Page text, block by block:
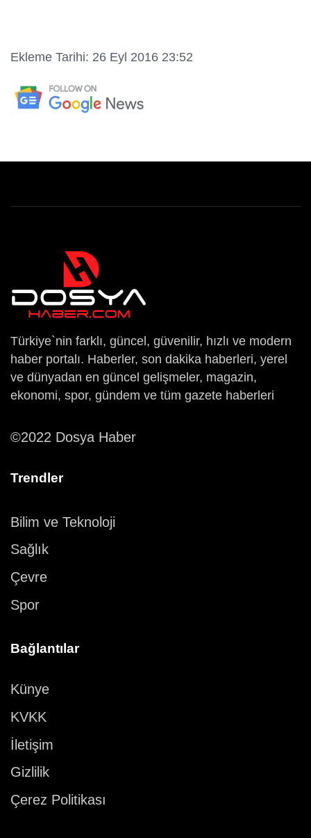
Ekleme Tarihi: 26 Eyl 2016 23:52
Türkiye`nin farklı, güncel, güvenilir, hızlı ve modern
haber portalı. Haberler, son dakika haberleri, yerel
ve dünyadan en güncel gelişmeler, magazin,
ekonomi, spor, gündem ve tüm gazete haberleri
©2022 Dosya Haber
Trendler
Bilim ve Teknoloji
Sağlık
Çevre
Spor
Bağlantılar
Künye
KVKK
İletişim
Gizlilik
Çerez Politikası